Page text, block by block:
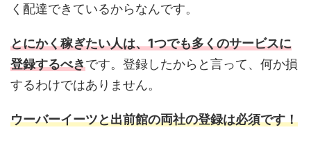
く配達できているからなんです。
とにかく稼ぎたい人は、1つでも多くのサービスに
登録するべきです。登録したからと言って、何か損
するわけではありません。
ウーバーイーツと出前館の両社の登録は必須です！